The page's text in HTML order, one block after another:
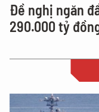
Đề nghị ngăn
290.000 tỷ